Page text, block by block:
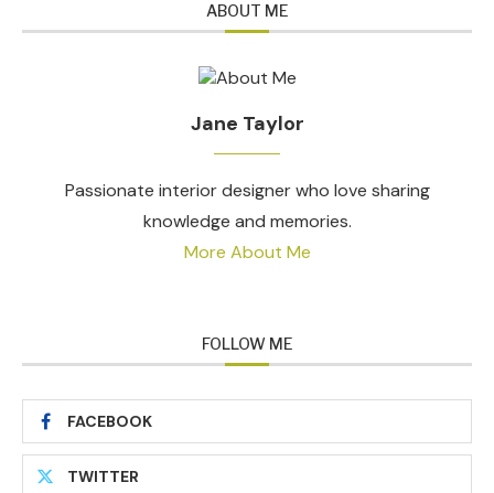
ABOUT ME
Jane Taylor
Passionate interior designer who love sharing
knowledge and memories.
More About Me
FOLLOW ME
FACEBOOK
TWITTER